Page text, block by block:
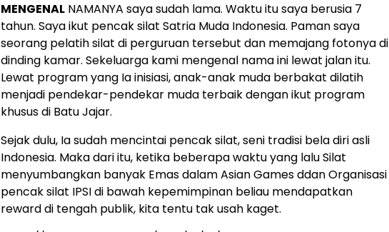
MENGENAL NAMANYA saya sudah lama. Waktu itu saya berusia 7
tahun. Saya ikut pencak silat Satria Muda Indonesia. Paman saya
seorang pelatih silat di perguruan tersebut dan memajang fotonya di
dinding kamar. Sekeluarga kami mengenal nama ini lewat jalan itu.
Lewat program yang Ia inisiasi, anak-anak muda berbakat dilatih
menjadi pendekar-pendekar muda terbaik dengan ikut program
khusus di Batu Jajar.
Sejak dulu, Ia sudah mencintai pencak silat, seni tradisi bela diri asli
Indonesia. Maka dari itu, ketika beberapa waktu yang lalu Silat
menyumbangkan banyak Emas dalam Asian Games ddan Organisasi
pencak silat IPSI di bawah kepemimpinan beliau mendapatkan
reward di tengah publik, kita tentu tak usah kaget.